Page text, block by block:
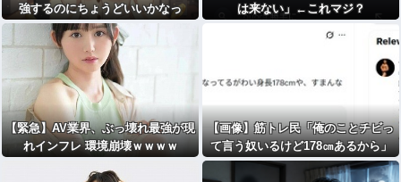
強するのにちょうどいいかなっ
て」。司法試験合格
は来ない」←これマジ？
【緊急】AV業界、ぶっ壊れ最強が現
れインフレ 環境崩壊ｗｗｗｗ
【画像】筋トレ民「俺のことチビっ
て言う奴いるけど178㎝あるから」